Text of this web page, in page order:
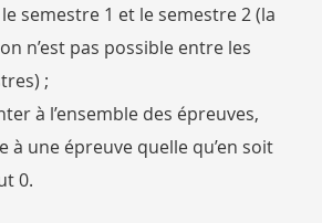
semestre 1 et le semestre 2 (la
n’est pas possible entre les
;
à l’ensemble des épreuves,
à une épreuve quelle qu’en soit
0.